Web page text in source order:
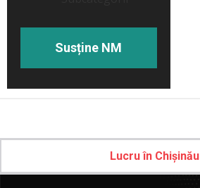
Susține NM
Lucru în Chișinău